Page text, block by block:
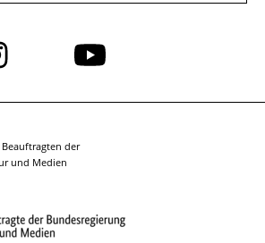
Folge
auf
der
und Medien